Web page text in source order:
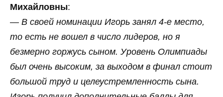
Михайловны:
— В своей номинации Игорь занял 4‑е место,
то есть не вошел в число лидеров, но я
безмерно горжусь сыном. Уровень Олимпиады
был очень высоким, за выходом в финал стоит
большой труд и целеустремленность сына.